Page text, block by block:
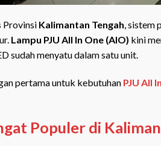
Provinsi Kalimantan Tengah, sistem
Lampu PJU All In One (AIO) kini
sudah menyatu dalam satu unit.
pertama untuk kebutuhan PJU All
Populer di